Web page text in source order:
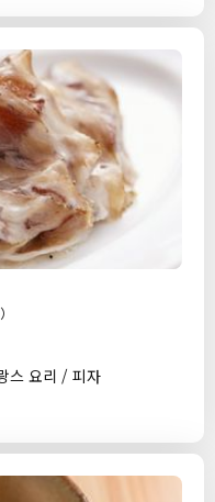
스 요리 / 피자